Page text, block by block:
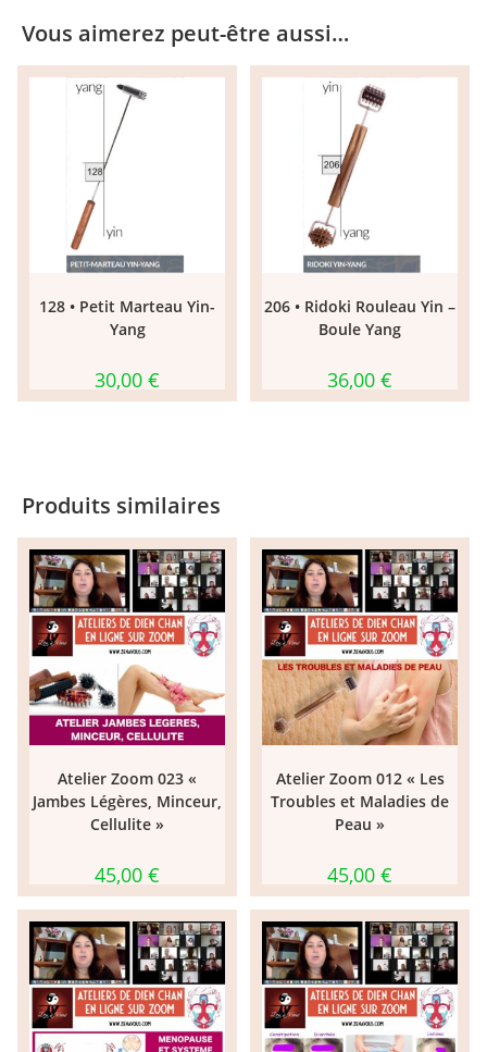
Vous aimerez peut-être aussi…
128 • Petit Marteau Yin-
Yang
30,00 €
206 • Ridoki Rouleau Yin –
Boule Yang
36,00 €
Produits similaires
Atelier Zoom 023 «
Jambes Légères, Minceur,
Cellulite »
45,00 €
Atelier Zoom 012 « Les
Troubles et Maladies de
Peau »
45,00 €